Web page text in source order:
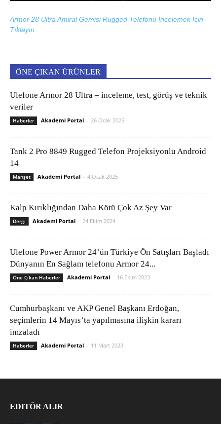
Armor 28 Ultra Amiral Gemisi Rugged Telefonu İncelemek İçin
Tıklayın
ÖNE ÇIKAN ÜRÜNLER
Ulefone Armor 28 Ultra – inceleme, test, görüş ve teknik
veriler
Haberler Akademi Portal - 26 Ocak 2025
Tank 2 Pro 8849 Rugged Telefon Projeksiyonlu Android
14
Manşet Akademi Portal - 4 Ocak 2025
Kalp Kırıklığından Daha Kötü Çok Az Şey Var
Dergi Akademi Portal - 24 Ekim 2024
Ulefone Power Armor 24’ün Türkiye Ön Satışları Başladı
Dünyanın En Sağlam telefonu Armor 24...
Öne Çıkan Haberler Akademi Portal - 16 Ekim 2023
Cumhurbaşkanı ve AKP Genel Başkanı Erdoğan,
seçimlerin 14 Mayıs’ta yapılmasına ilişkin kararı
imzaladı
Haberler Akademi Portal - 11 Mart 2023
EDITÖR ALIR